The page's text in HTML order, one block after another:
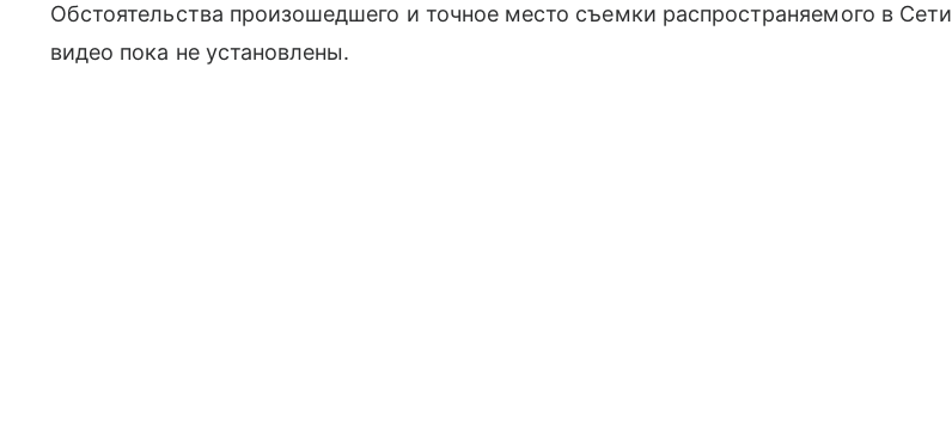
Обстоятельства произошедшего и точное место съемки распространяемого в Сети
видео пока не установлены.